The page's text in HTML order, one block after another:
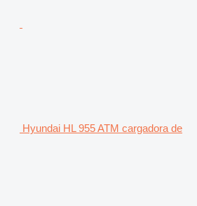
Hyundai HL 955 ATM cargadora de